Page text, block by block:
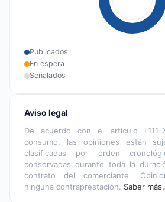
Publicados
En espera
Señalados
Aviso legal
De acuerdo con el artículo
consumo, las opiniones están
clasificadas por orden
conservadas durante toda la
contrato del comerciante.
ninguna contraprestación. Saber